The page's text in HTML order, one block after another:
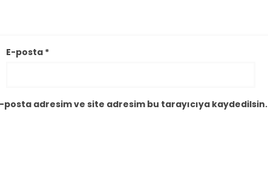
E-posta *
adresim ve site adresim bu tarayıcıya kaydedilsin.